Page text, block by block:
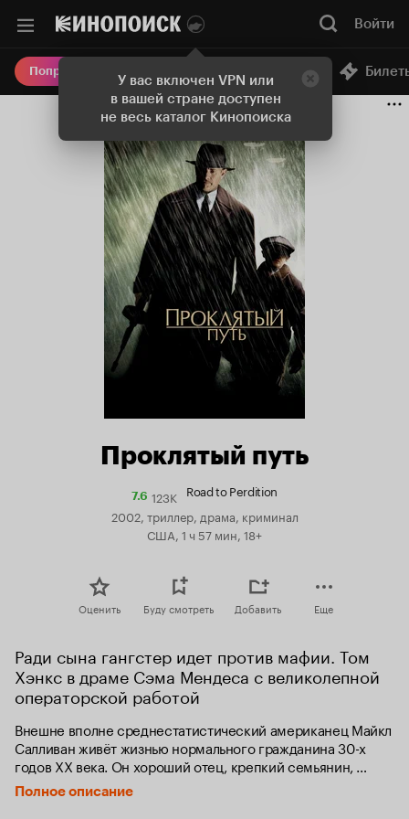
У вас включен VPN или
в вашей стране доступен
не весь каталог Кинопоиска
Войти
Попробовать Плюс Онлайн-кинотеатр
Проклятый путь
7.6Рейтинг
Кинопоиска
7.6
123K Road to Perdition
2002, триллер, драма, криминал
США, 1 ч 57 мин, 18+
Оценить Буду смотреть Добавить Еще
Ради сына гангстер идет против мафии. Том
Хэнкс в драме Сэма Мендеса с великолепной
операторской работой
Внешне вполне среднестатистический американец Майкл
Салливан живёт жизнью нормального гражданина 30-х
годов XX века. Он хороший отец, крепкий семьянин,
ответственный работник; но одно не дает покоя его
старшему сыну Майклу — куда именно отец уезжает на
Полное описание